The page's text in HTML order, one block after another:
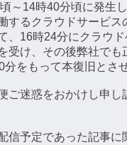
～14時40分頃に発生
するクラウドサービス
、16時24分にクラウ
受け、その後弊社でも
分をもって本復旧とさ
ご迷惑をおかけし申し
信予定であった記事に